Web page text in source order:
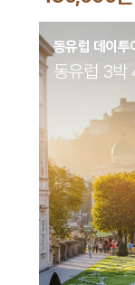
동유럽 데이투
동유럽 3박